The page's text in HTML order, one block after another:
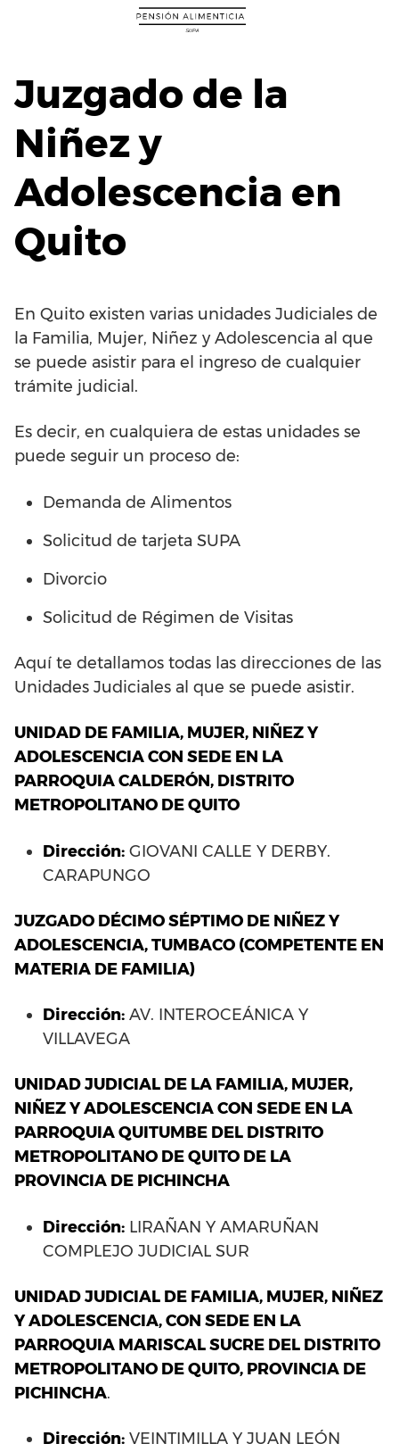
Juzgado de la
Niñez y
Adolescencia en
Quito
En Quito existen varias unidades Judiciales de
la Familia, Mujer, Niñez y Adolescencia al que
se puede asistir para el ingreso de cualquier
trámite judicial.
Es decir, en cualquiera de estas unidades se
puede seguir un proceso de:
Demanda de Alimentos
Solicitud de tarjeta SUPA
Divorcio
Solicitud de Régimen de Visitas
Aquí te detallamos todas las direcciones de las
Unidades Judiciales al que se puede asistir.
UNIDAD DE FAMILIA, MUJER, NIÑEZ Y
ADOLESCENCIA CON SEDE EN LA
PARROQUIA CALDERÓN, DISTRITO
METROPOLITANO DE QUITO
Dirección: GIOVANI CALLE Y DERBY.
CARAPUNGO
JUZGADO DÉCIMO SÉPTIMO DE NIÑEZ Y
ADOLESCENCIA, TUMBACO (COMPETENTE EN
MATERIA DE FAMILIA)
Dirección: AV. INTEROCEÁNICA Y
VILLAVEGA
UNIDAD JUDICIAL DE LA FAMILIA, MUJER,
NIÑEZ Y ADOLESCENCIA CON SEDE EN LA
PARROQUIA QUITUMBE DEL DISTRITO
METROPOLITANO DE QUITO DE LA
PROVINCIA DE PICHINCHA
Dirección: LIRAÑAN Y AMARUÑAN
COMPLEJO JUDICIAL SUR
UNIDAD JUDICIAL DE FAMILIA, MUJER, NIÑEZ
Y ADOLESCENCIA, CON SEDE EN LA
PARROQUIA MARISCAL SUCRE DEL DISTRITO
METROPOLITANO DE QUITO, PROVINCIA DE
PICHINCHA.
Dirección: VEINTIMILLA Y JUAN LEÓN